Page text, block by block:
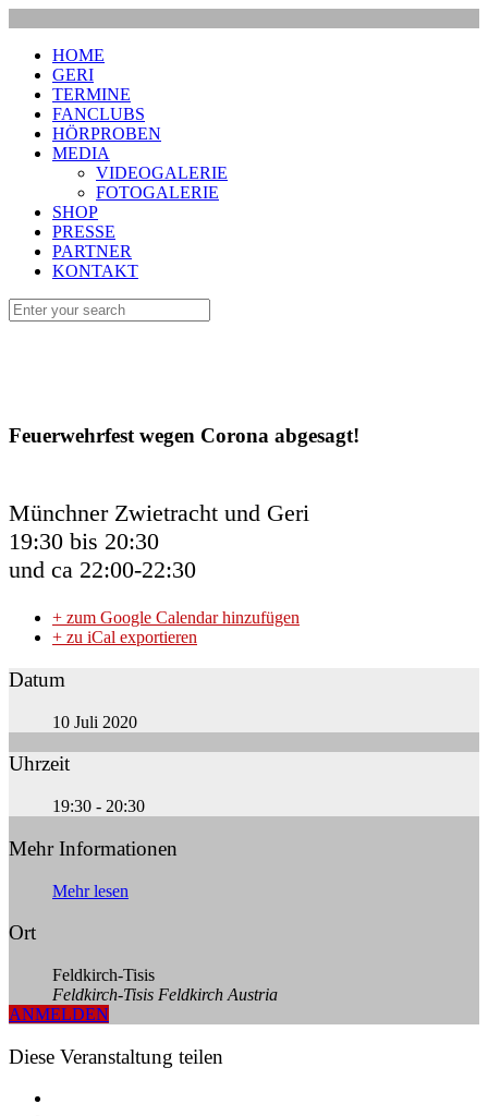
HOME
GERI
TERMINE
FANCLUBS
HÖRPROBEN
MEDIA
VIDEOGALERIE
FOTOGALERIE
SHOP
PRESSE
PARTNER
KONTAKT
Feuerwehrfest wegen Corona abgesagt!
Münchner Zwietracht und Geri
19:30 bis 20:30
und ca 22:00-22:30
+ zum Google Calendar hinzufügen
+ zu iCal exportieren
Datum
10 Juli 2020
Uhrzeit
19:30 - 20:30
Mehr Informationen
Mehr lesen
Ort
Feldkirch-Tisis
Feldkirch-Tisis Feldkirch Austria
ANMELDEN
Diese Veranstaltung teilen